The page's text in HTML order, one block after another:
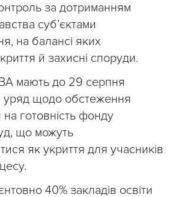
за дотриманням
суб’єктами
на балансі яких
й захисні споруди.
мають до 29 серпня
уряд щодо обстеження
на готовність фонду
що можуть
як укриття для учасників
40% закладів освіти